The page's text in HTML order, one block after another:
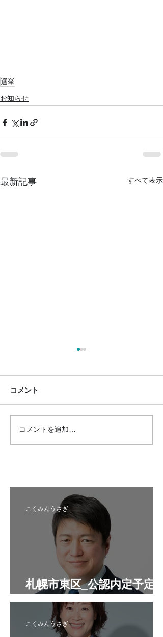
選挙
お知らせ
最新記事 すべて表示
札幌市中央区_公認内定予
定候補者
コメント
コメントを追加…
札幌市東区_公認内定予定候
補者
こくみんうさぎ
こくみんうさぎ